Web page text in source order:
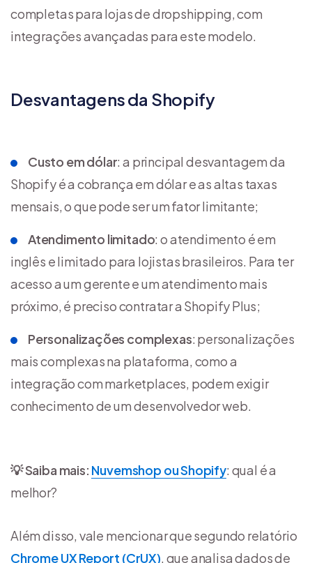
completas para lojas de dropshipping, com
integrações avançadas para este modelo.
Desvantagens da Shopify
Custo em dólar: a principal desvantagem da
Shopify é a cobrança em dólar e as altas taxas
mensais, o que pode ser um fator limitante;
Atendimento limitado: o atendimento é em
inglês e limitado para lojistas brasileiros. Para ter
acesso a um gerente e um atendimento mais
próximo, é preciso contratar a Shopify Plus;
Personalizações complexas: personalizações
mais complexas na plataforma, como a
integração com marketplaces, podem exigir
conhecimento de um desenvolvedor web.
💡 Saiba mais: Nuvemshop ou Shopify: qual é a
melhor?
Além disso, vale mencionar que segundo relatório
Chrome UX Report (CrUX) , que analisa dados de